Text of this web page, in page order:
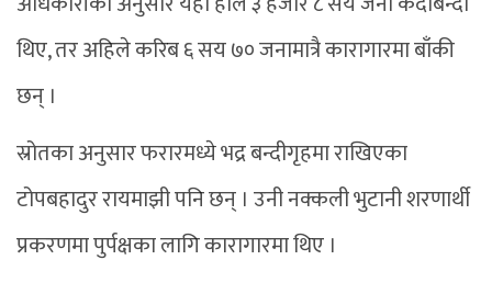
थिए, तर अहिले करिब ६ सय ७० जनामात्रै कारागारमा बाँकी
छन् ।
स्रोतका अनुसार फरारमध्ये भद्र बन्दीगृहमा राखिएका
टोपबहादुर रायमाझी पनि छन् । उनी नक्कली भुटानी शरणार्थी
प्रकरणमा पुर्पक्षका लागि कारागारमा थिए ।